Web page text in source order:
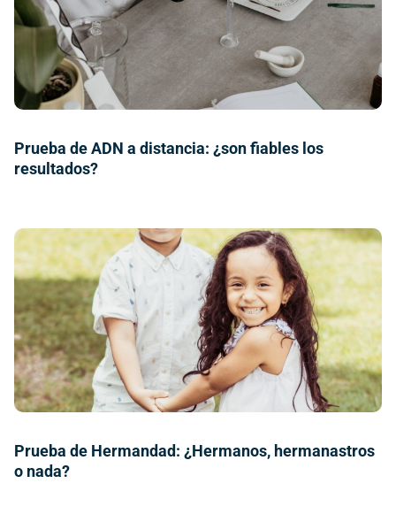
Prueba de ADN a distancia: ¿son fiables los
resultados?
Prueba de Hermandad: ¿Hermanos, hermanastros
o nada?